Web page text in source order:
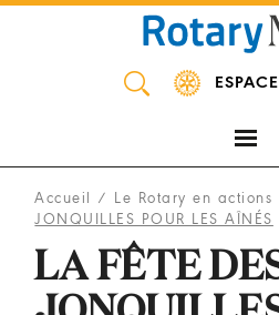
Accueil / Le Rotary en actions
JONQUILLES POUR LES AÎNÉS
LA FÊTE
Panneau de gestion des cookies